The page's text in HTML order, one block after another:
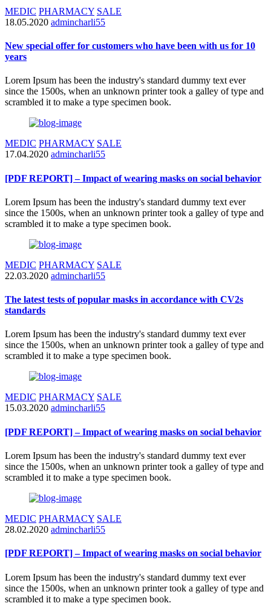
MEDIC PHARMACY SALE
18.05.2020 admincharli55
New special offer for customers who have been with us for 10
years
Lorem Ipsum has been the industry's standard dummy text ever
since the 1500s, when an unknown printer took a galley of type and
scrambled it to make a type specimen book.
MEDIC PHARMACY SALE
17.04.2020 admincharli55
[PDF REPORT] – Impact of wearing masks on social behavior
Lorem Ipsum has been the industry's standard dummy text ever
since the 1500s, when an unknown printer took a galley of type and
scrambled it to make a type specimen book.
MEDIC PHARMACY SALE
22.03.2020 admincharli55
The latest tests of popular masks in accordance with CV2s
standards
Lorem Ipsum has been the industry's standard dummy text ever
since the 1500s, when an unknown printer took a galley of type and
scrambled it to make a type specimen book.
MEDIC PHARMACY SALE
15.03.2020 admincharli55
[PDF REPORT] – Impact of wearing masks on social behavior
Lorem Ipsum has been the industry's standard dummy text ever
since the 1500s, when an unknown printer took a galley of type and
scrambled it to make a type specimen book.
MEDIC PHARMACY SALE
28.02.2020 admincharli55
[PDF REPORT] – Impact of wearing masks on social behavior
Lorem Ipsum has been the industry's standard dummy text ever
since the 1500s, when an unknown printer took a galley of type and
scrambled it to make a type specimen book.